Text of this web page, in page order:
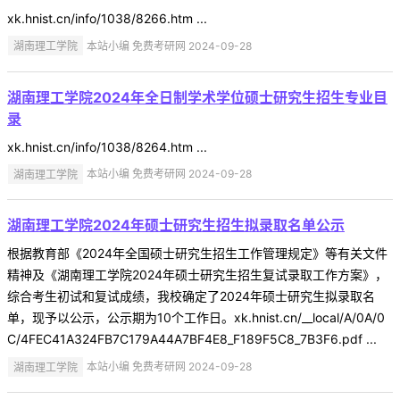
xk.hnist.cn/info/1038/8266.htm ...
湖南理工学院 本站小编 免费考研网 2024-09-28
湖南理工学院2024年全日制学术学位硕士研究生招生专业目
录
xk.hnist.cn/info/1038/8264.htm ...
湖南理工学院 本站小编 免费考研网 2024-09-28
湖南理工学院2024年硕士研究生招生拟录取名单公示
根据教育部《2024年全国硕士研究生招生工作管理规定》等有关文件
精神及《湖南理工学院2024年硕士研究生招生复试录取工作方案》，
综合考生初试和复试成绩，我校确定了2024年硕士研究生拟录取名
单，现予以公示，公示期为10个工作日。xk.hnist.cn/__local/A/0A/0
C/4FEC41A324FB7C179A44A7BF4E8_F189F5C8_7B3F6.pdf ...
湖南理工学院 本站小编 免费考研网 2024-09-28